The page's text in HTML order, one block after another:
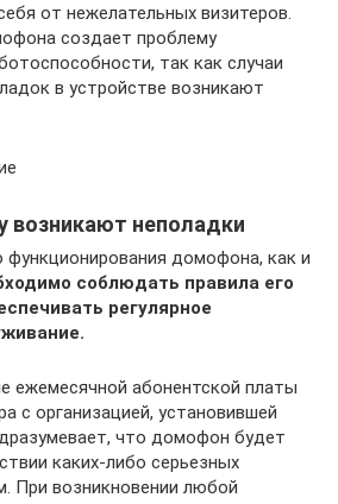
от нежелательных визитеров.
создает проблему
так как случаи
в устройстве возникают
возникают неполадки
функционирования домофона, как и
соблюдать правила его
регулярное
ежемесячной абонентской платы
с организацией, установившей
что домофон будет
каких-либо серьезных
При возникновении любой